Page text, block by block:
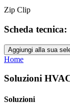
Zip Clip
Scheda tecnica:
Aggiungi alla sua
Home
Soluzioni
Soluzioni